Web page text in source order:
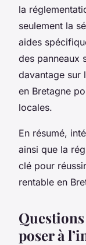
la
seulement la
aides
des panneaux
davantage sur
en Bretagne
locales.
En résumé,
ainsi que la
clé pour
rentable en
poser à